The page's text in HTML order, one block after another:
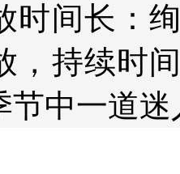
时间长：
，持续时
节中一道